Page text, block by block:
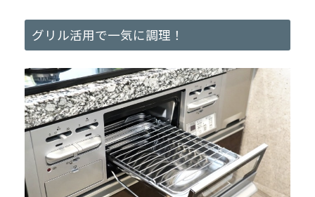
グリル活用で一気に調理！